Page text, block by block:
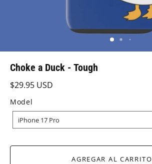
Choke a Duck - Tough
$29.95 USD
Model
iPhone 17 Pro
AGREGAR AL CARRITO